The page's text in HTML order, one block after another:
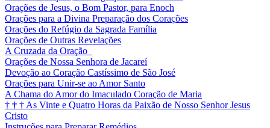
Orações de Jesus, o Bom Pastor, para Enoch
Orações para a Divina Preparação dos Corações
Orações do Refúgio da Sagrada Família
Orações de Outras Revelações
A Cruzada da Oração
Orações de Nossa Senhora de Jacareí
Devoção ao Coração Castíssimo de São José
Orações para Unir-se ao Amor Santo
A Chama do Amor do Imaculado Coração de Maria
† † † As Vinte e Quatro Horas da Paixão de Nosso Senhor Jesus
Cristo